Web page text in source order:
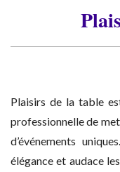
Plaisirs de la table
professionnelle de
d’événements
élégance et audace